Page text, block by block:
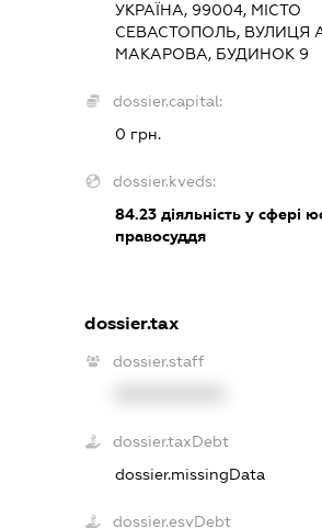
УКРАЇНА, 99004, МІСТО
СЕВАСТОПОЛЬ, ВУЛИЦЯ
МАКАРОВА, БУДИНОК 9
dossier.capital:
0 грн.
dossier.kveds:
84.23 діяльність у сфері
правосуддя
dossier.tax
dossier.staff
dossier.taxDebt
dossier.missingData
dossier.esvDebt